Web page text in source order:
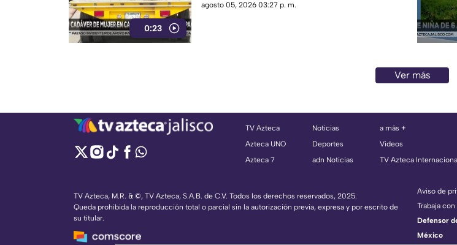
0:23
agosto 05, 2026 03:27 p. m.
Ver más
TV Azteca
Azteca UNO
Azteca 7
Noticias
Deportes
adn Noticias
a más +
Videos
TV Azteca
TV Azteca, M.R. & ©, TV Azteca, S.A.B. de C.V. Todos los derechos reservados, 2025.
Queda prohibida la reproducción total o parcial sin la autorización previa, expresa y por escrito de
su titular.
Aviso de
Trabaja
Defensor
México